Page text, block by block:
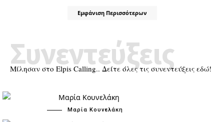
Εμφάνιση Περισσότερων
Μίλησαν στο Elpis Calling.. Δείτε όλες τις συνεντεύξεις εδώ!
Συνεντεύξεις
Μαρία Κουνελάκη